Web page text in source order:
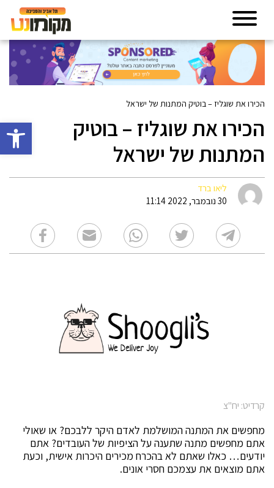
פתח
הכירו את שוגליז – בוטיק המתנות של ישראל
הכירו את שוגליז – בוטיק
המתנות של ישראל
ליאו ברד
30 נובמבר, 2022 11:14
קרדיט: יח"צ
מחפשים את המתנה המושלמת לאדם היקר ללבכם? או שאולי
אתם מחפשים מתנה שתענה על הציפיות של העובדים? אתם
יודעים… כאלו שאתם לא בהכרח מכירים היכרות אישית, וכעת
אתם מוצאים את עצמכם חסרי אונים.